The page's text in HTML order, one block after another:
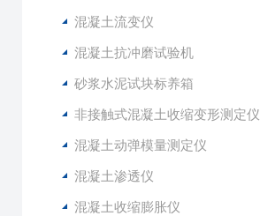
混凝土流变仪
混凝土抗冲磨试验机
砂浆水泥试块标养箱
非接触式混凝土收缩变形测定仪
混凝土动弹模量测定仪
混凝土渗透仪
混凝土收缩膨胀仪